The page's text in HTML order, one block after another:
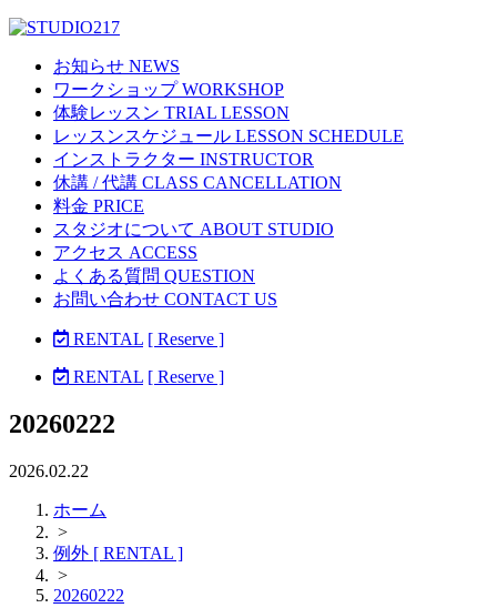
お知らせ NEWS
ワークショップ WORKSHOP
体験レッスン TRIAL LESSON
レッスンスケジュール LESSON SCHEDULE
インストラクター INSTRUCTOR
休講 / 代講 CLASS CANCELLATION
料金 PRICE
スタジオについて ABOUT STUDIO
アクセス ACCESS
よくある質問 QUESTION
お問い合わせ CONTACT US
RENTAL [ Reserve ]
RENTAL [ Reserve ]
20260222
2026.02.22
ホーム
>
例外 [ RENTAL ]
>
20260222